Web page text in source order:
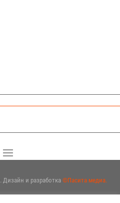
Дизайн и разработка ©Пасита медиа.